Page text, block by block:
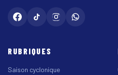
RUBRIQUES
Saison cyclonique